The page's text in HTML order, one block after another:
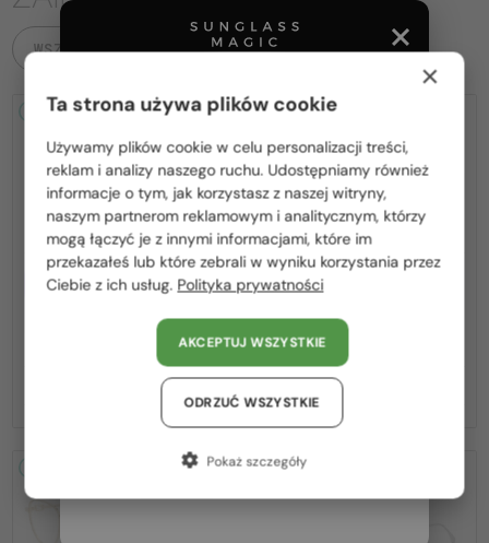
WSZYSTKIE PRODUKTY
2-4 DNI -15%
Z SOCZEWKĄ MONOFOKALNĄ
PLUS 275 PLN
Optična okvirja
2-4 DNI
Z SOCZEWKĄ MONOFOKALNĄ
PLUS 275 PLN
Fendi—Optična okvirja
FE50110F - 030 - 54
1 030 PLN
2-4 DNI
Proszę wybierz z listy odpowiedni dla Ciebie kraj:
Polska / PL
România / RO
Magyarország / HU
United Arab Emirates / EN
Austria / AT
Niemcy / DE
Włochy / IT
×
Ta strona używa plików cookie
Używamy plików cookie w celu personalizacji treści,
reklam i analizy naszego ruchu. Udostępniamy również
informacje o tym, jak korzystasz z naszej witryny,
naszym partnerom reklamowym i analitycznym, którzy
mogą łączyć je z innymi informacjami, które im
przekazałeś lub które zebrali w wyniku korzystania przez
Ciebie z ich usług. Polityka prywatności
AKCEPTUJ WSZYSTKIE
ODRZUĆ WSZYSTKIE
Pokaż szczegóły